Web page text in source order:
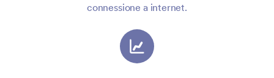
connessione a internet.